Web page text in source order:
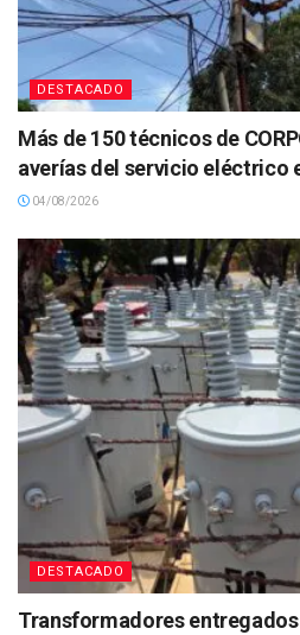
DESTACADO
Más de 150 técnicos de
averías del servicio eléctrico
04/08/2026
DESTACADO
Transformadores